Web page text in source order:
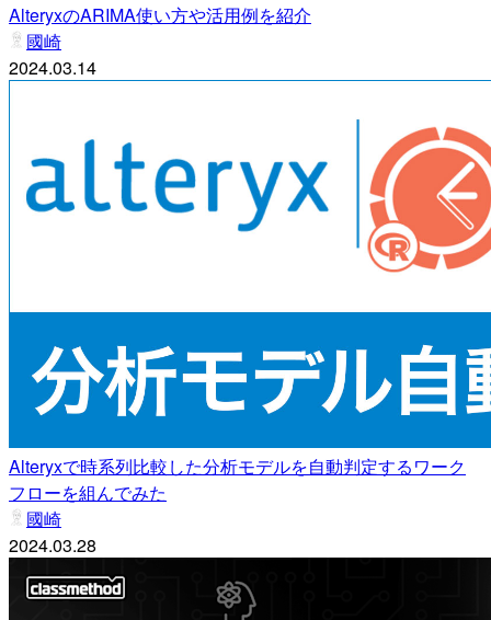
AlteryxのARIMA使い方や活用例を紹介
國崎
2024.03.14
Alteryxで時系列比較した分析モデルを自動判定するワーク
フローを組んでみた
國崎
2024.03.28